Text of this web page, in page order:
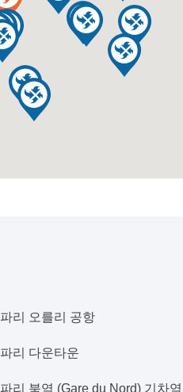
파리 오를리 공항
파리 다운타운
파리 북역 (Gare du Nord) 기차역